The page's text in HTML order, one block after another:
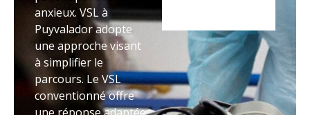
anxieux. VSL à
Puyvalador adopte
une approche visant
à simplifier le
parcours. Le VSL
conventionné offre